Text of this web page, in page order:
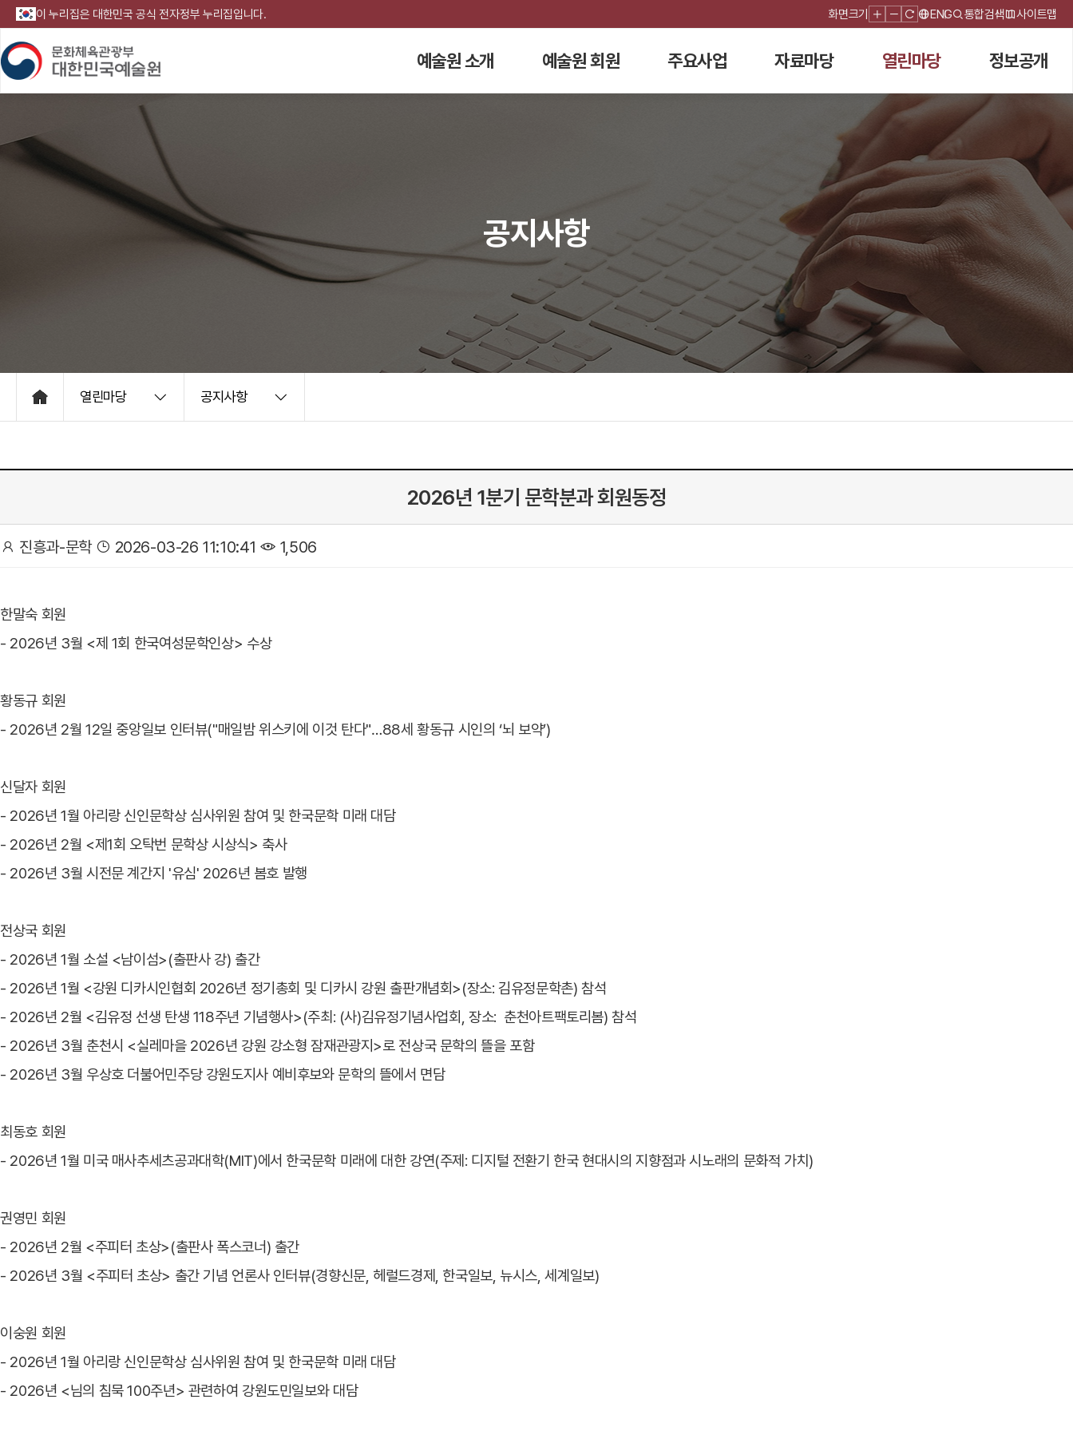
이 누리집은 대한민국 공식 전자정부 누리집입니다. 화면크기 ENG 통합검색 사이트맵
예술원 소개 예술원 회원 주요사업 자료마당 열린마당 정보공개
공지사항
HOME 열린마당 공지사항
2026년 1분기 문학분과 회원동정
진흥과-문학 2026-03-26 11:10:41 1,506
한말숙 회원
- 2026년 3월 <제 1회 한국여성문학인상> 수상
황동규 회원
- 2026년 2월 12일 중앙일보 인터뷰("매일밤 위스키에 이것 탄다"…88세 황동규 시인의 ‘뇌 보약’)
신달자 회원
- 2026년 1월 아리랑 신인문학상 심사위원 참여 및 한국문학 미래 대담
- 2026년 2월 <제1회 오탁번 문학상 시상식> 축사
- 2026년 3월 시전문 계간지 '유심' 2026년 봄호 발행
전상국 회원
- 2026년 1월 소설 <남이섬>(출판사 강) 출간
- 2026년 1월 <강원 디카시인협회 2026년 정기총회 및 디카시 강원 출판개념회>(장소: 김유정문학촌) 참석
- 2026년 2월 <김유정 선생 탄생 118주년 기념행사>(주최: (사)김유정기념사업회, 장소: 춘천아트팩토리봄) 참석
- 2026년 3월 춘천시 <실레마을 2026년 강원 강소형 잠재관광지>로 전상국 문학의 뜰을 포함
- 2026년 3월 우상호 더불어민주당 강원도지사 예비후보와 문학의 뜰에서 면담
최동호 회원
- 2026년 1월 미국 매사추세츠공과대학(MIT)에서 한국문학 미래에 대한 강연(주제: 디지털 전환기 한국 현대시의 지향점과 시노래의 문화적 가치)
권영민 회원
- 2026년 2월 <주피터 초상>(출판사 폭스코너) 출간
- 2026년 3월 <주피터 초상> 출간 기념 언론사 인터뷰(경향신문, 헤럴드경제, 한국일보, 뉴시스, 세계일보)
이숭원 회원
- 2026년 1월 아리랑 신인문학상 심사위원 참여 및 한국문학 미래 대담
- 2026년 <님의 침묵 100주년> 관련하여 강원도민일보와 대담